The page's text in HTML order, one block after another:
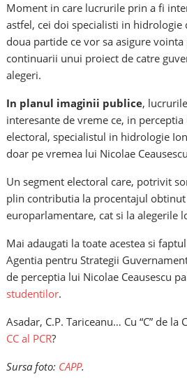
Moment in care lucrurile prin a fi
astfel, cei doi specialisti in
doua partide ce vor sa asigure
continuarii unui proiect de catre
alegeri.
In planul imaginii publice,
interesante de vreme ce, in
electoral, specialistul in hidrologie
doar pe vremea lui Nicolae
Un segment electoral care, potrivit
plin contributia la procentajul obtinut
europarlamentare, cat si la alegerile
Mai adaugati la toate acestea si
Agentia pentru Strategii
de perceptia lui Nicolae Ceausescu
studentilor.
Asadar, C.P. Tariceanu… Cu “C” de la
CC al PCR?
Sursa foto: CAPP.